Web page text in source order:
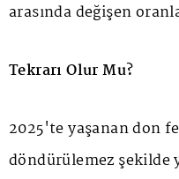
arasında değişen
Tekrarı Olur Mu?
2025'te yaşanan don
döndürülemez şekilde